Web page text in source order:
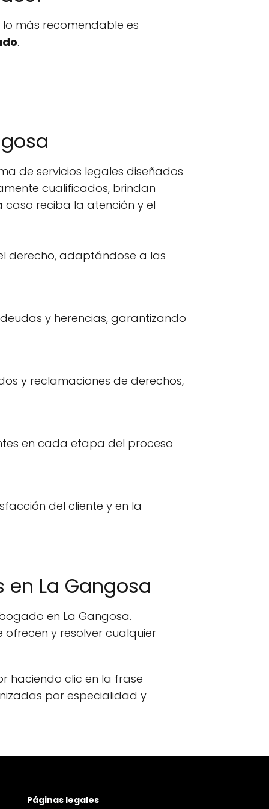
más recomendable es
.
de servicios legales diseñados
cualificados, brindan
reciba la atención y el
derecho, adaptándose a las
y herencias, garantizando
y reclamaciones de derechos,
en cada etapa del proceso
del cliente y en la
La Gangosa
en La Gangosa.
y resolver cualquier
haciendo clic en la frase
por especialidad y
Páginas legales